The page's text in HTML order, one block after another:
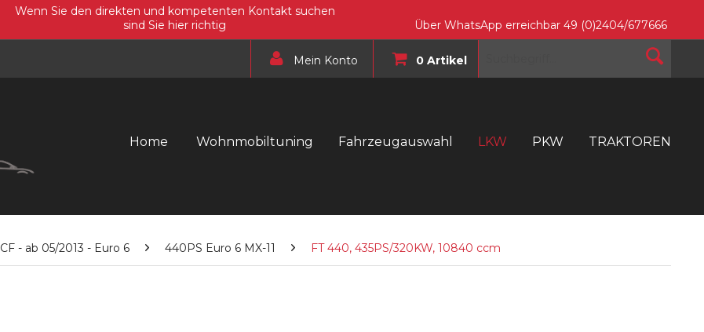
Wenn Sie den direkten und kompetenten Kontakt suchen
sind Sie hier richtig
Über WhatsApp erreichbar 49 (0)2404/677666
Mein Konto 0 Artikel
Home Wohnmobiltuning Fahrzeugauswahl LKW PKW TRAKTOREN
CF - ab 05/2013 - Euro 6 440PS Euro 6 MX-11 FT 440, 435PS/320KW, 10840 ccm